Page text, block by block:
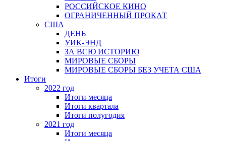
РОССИЙСКОЕ КИНО
ОГРАНИЧЕННЫЙ ПРОКАТ
США
ДЕНЬ
УИК-ЭНД
ЗА ВСЮ ИСТОРИЮ
МИРОВЫЕ СБОРЫ
МИРОВЫЕ СБОРЫ БЕЗ УЧЕТА США
Итоги
2022 год
Итоги месяца
Итоги квартала
Итоги полугодия
2021 год
Итоги месяца